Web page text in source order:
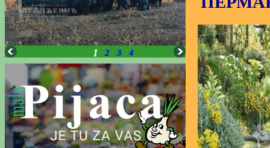
1 2 3 4